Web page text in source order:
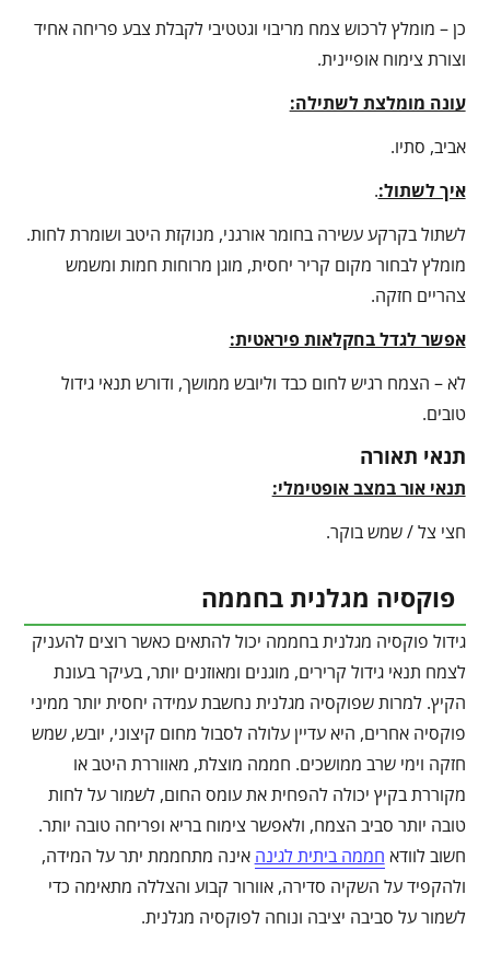
כן – מומלץ לרכוש צמח מריבוי וגטטיבי לקבלת צבע פריחה אחיד
וצורת צימוח אופיינית.
עונה מומלצת לשתילה:
אביב, סתיו.
איך לשתול:.
לשתול בקרקע עשירה בחומר אורגני, מנוקזת היטב ושומרת לחות.
מומלץ לבחור מקום קריר יחסית, מוגן מרוחות חמות ומשמש
צהריים חזקה.
אפשר לגדל בחקלאות פיראטית:
לא – הצמח רגיש לחום כבד וליובש ממושך, ודורש תנאי גידול
טובים.
תנאי תאורה
תנאי אור במצב אופטימלי:
חצי צל / שמש בוקר.
פוקסיה מגלנית בחממה
גידול פוקסיה מגלנית בחממה יכול להתאים כאשר רוצים להעניק
לצמח תנאי גידול קרירים, מוגנים ומאוזנים יותר, בעיקר בעונת
הקיץ. למרות שפוקסיה מגלנית נחשבת עמידה יחסית יותר ממיני
פוקסיה אחרים, היא עדיין עלולה לסבול מחום קיצוני, יובש, שמש
חזקה וימי שרב ממושכים. חממה מוצלת, מאווררת היטב או
מקוררת בקיץ יכולה להפחית את עומס החום, לשמור על לחות
טובה יותר סביב הצמח, ולאפשר צימוח בריא ופריחה טובה יותר.
חשוב לוודא חממה ביתית לגינה אינה מתחממת יתר על המידה,
ולהקפיד על השקיה סדירה, אוורור קבוע והצללה מתאימה כדי
לשמור על סביבה יציבה ונוחה לפוקסיה מגלנית.